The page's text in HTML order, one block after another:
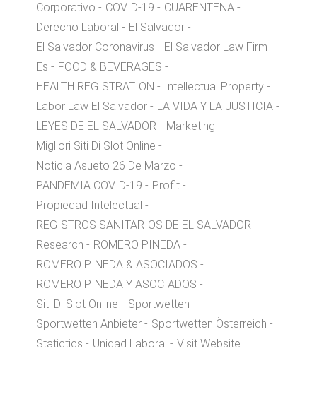
Corporativo
COVID-19
CUARENTENA
Derecho Laboral
El Salvador
El Salvador Coronavirus
El Salvador Law Firm
Es
FOOD & BEVERAGES
HEALTH REGISTRATION
Intellectual Property
Labor Law El Salvador
LA VIDA Y LA JUSTICIA
LEYES DE EL SALVADOR
Marketing
Migliori Siti Di Slot Online
Noticia Asueto 26 De Marzo
PANDEMIA COVID-19
Profit
Propiedad Intelectual
REGISTROS SANITARIOS DE EL SALVADOR
Research
ROMERO PINEDA
ROMERO PINEDA & ASOCIADOS
ROMERO PINEDA Y ASOCIADOS
Siti Di Slot Online
Sportwetten
Sportwetten Anbieter
Sportwetten Österreich
Statictics
Unidad Laboral Visit Website